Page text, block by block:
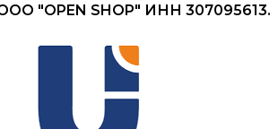
"OPEN SHOP" ИНН 307095613.